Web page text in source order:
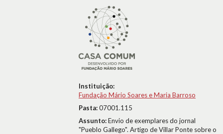
Instituição:
Fundação Mário Soares e Maria Barroso
Pasta:07001.115
Assunto:Envio de exemplares do jornal
"Pueblo Gallego". Artigo de Villar Ponte sobre o